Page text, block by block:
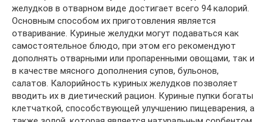
желудков в отварном виде достигает всего 94 калорий.
Основным способом их приготовления является
отваривание. Куриные желудки могут подаваться как
самостоятельное блюдо, при этом его рекомендуют
дополнять отварными или пропаренными овощами, так и
в качестве мясного дополнения супов, бульонов,
салатов. Калорийность куриных желудков позволяет
вводить их в диетический рацион. Куриные пупки богаты
клетчаткой, способствующей улучшению пищеварения, а